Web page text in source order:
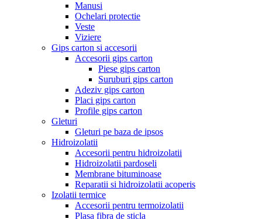
Manusi
Ochelari protectie
Veste
Viziere
Gips carton si accesorii
Accesorii gips carton
Piese gips carton
Suruburi gips carton
Adeziv gips carton
Placi gips carton
Profile gips carton
Gleturi
Gleturi pe baza de ipsos
Hidroizolatii
Accesorii pentru hidroizolatii
Hidroizolatii pardoseli
Membrane bituminoase
Reparatii si hidroizolatii acoperis
Izolatii termice
Accesorii pentru termoizolatii
Plasa fibra de sticla